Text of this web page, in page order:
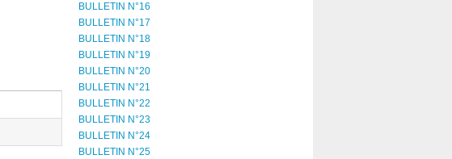
BULLETIN N°16
BULLETIN N°17
BULLETIN N°18
BULLETIN N°19
BULLETIN N°20
BULLETIN N°21
BULLETIN N°22
BULLETIN N°23
BULLETIN N°24
BULLETIN N°25